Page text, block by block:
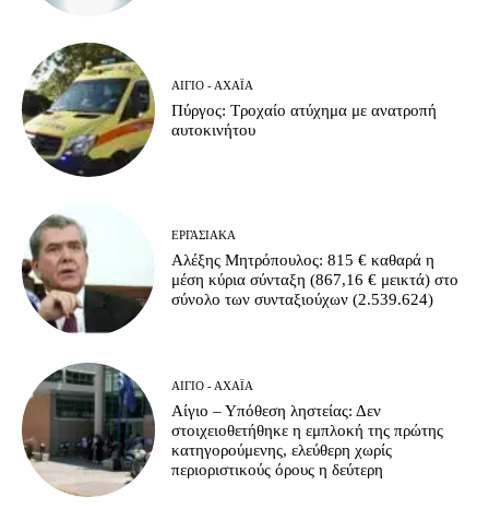
ΑΊΓΙΟ - ΑΧΑΪ́Α
Πύργος: Τροχαίο ατύχημα με ανατροπή
αυτοκινήτου
ΕΡΓΑΣΙΑΚΆ
Αλέξης Μητρόπουλος: 815 € καθαρά η
μέση κύρια σύνταξη (867,16 € μεικτά) στο
σύνολο των συνταξιούχων (2.539.624)
ΑΊΓΙΟ - ΑΧΑΪ́Α
Αίγιο – Υπόθεση ληστείας: Δεν
στοιχειοθετήθηκε η εμπλοκή της πρώτης
κατηγορούμενης, ελεύθερη χωρίς
περιοριστικούς όρους η δεύτερη